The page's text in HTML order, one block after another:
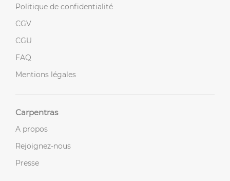
Politique de confidentialité
CGV
CGU
FAQ
Mentions légales
Carpentras
A propos
Rejoignez-nous
Presse